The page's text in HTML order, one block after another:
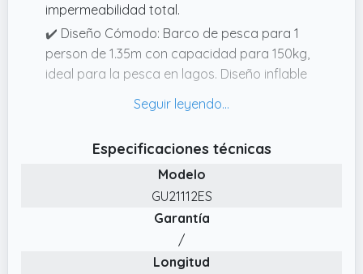
impermeabilidad total.
✔️ Diseño Cómodo: Barco de pesca para 1
person de 1.35m con capacidad para 150kg,
ideal para la pesca en lagos. Diseño inflable
barca inflable incluye todo lo necesario para
disfrutar de una experiencia de pesca sin
complicaciones, incluyendo un bote inflable,
dos estatores para anzuelos, dos correas de
hombro extraíbles, un kit de reparación, una
bomba, un soporte para caña de pescar y
Especificaciones técnicas
Modelo
GU21112ES
Garantía
/
Longitud